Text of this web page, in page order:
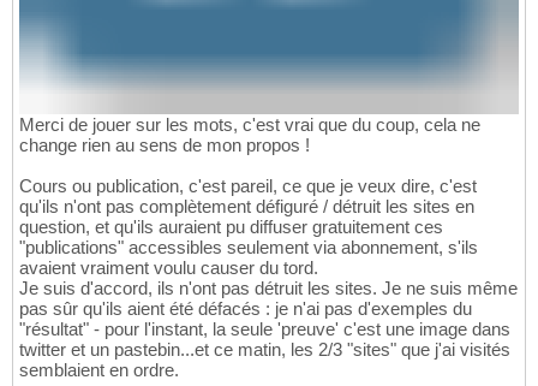
Merci de jouer sur les mots, c'est vrai que du coup, cela ne
change rien au sens de mon propos !
Cours ou publication, c'est pareil, ce que je veux dire, c'est
qu'ils n'ont pas complètement défiguré / détruit les sites en
question, et qu'ils auraient pu diffuser gratuitement ces
"publications" accessibles seulement via abonnement, s'ils
avaient vraiment voulu causer du tord.
Je suis d'accord, ils n'ont pas détruit les sites. Je ne suis même
pas sûr qu'ils aient été défacés : je n'ai pas d'exemples du
"résultat" - pour l'instant, la seule 'preuve' c'est une image dans
twitter et un pastebin...et ce matin, les 2/3 "sites" que j'ai visités
semblaient en ordre.